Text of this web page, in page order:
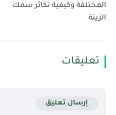
المختلفة وكيفية تكاثر سمك
الزينة
تعليقات
إرسال تعليق